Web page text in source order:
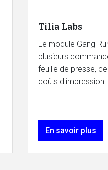
Tilia Labs
Le module Gang
plusieurs
feuille de presse,
coûts d'impression.
En savoir plus